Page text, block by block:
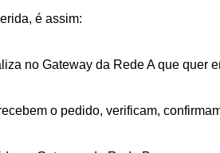
é assim:
no Gateway da Rede A que quer
o pedido, verificam,